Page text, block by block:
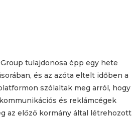
tulajdonosa épp egy hete
és az azóta eltelt időben a
szólaltak meg arról, hogy
és reklámcégek
az előző kormány által létrehozott